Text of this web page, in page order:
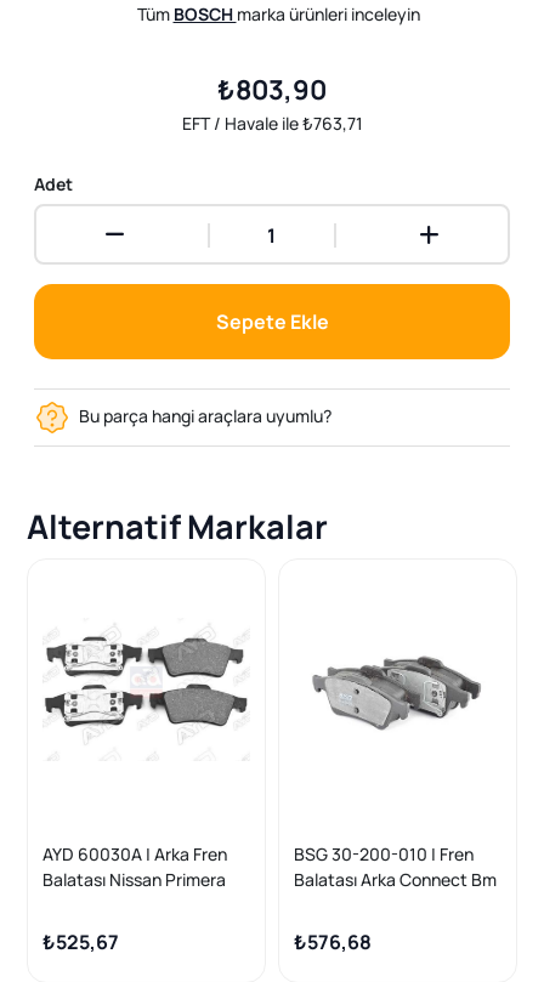
Tüm BOSCH marka ürünleri inceleyin
₺803,90
EFT / Havale ile ₺763,71
Adet
Sepete Ekle
Bu parça hangi araçlara uyumlu?
Alternatif Markalar
AYD 60030A | Arka Fren
Balatası Nissan Primera
Latitude 11 > 13 2.0 DCI
Connect 02 > Focusıı Fo
₺525,67
BSG 30-200-010 | Fren
Balatası Arka Connect Bm
₺576,68